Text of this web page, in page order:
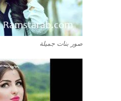
صور بنات جميلة